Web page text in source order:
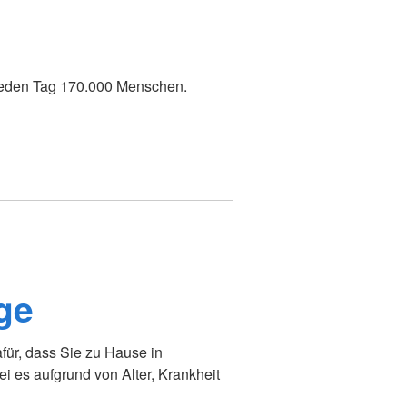
Tag 170.000 Menschen.
dass Sie zu Hause in
es aufgrund von Alter, Krankheit